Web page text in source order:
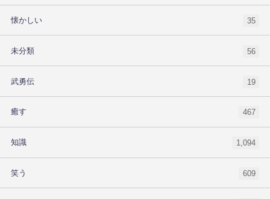
懐かしい 35
未分類 56
武勇伝 19
癒す 467
知識 1,094
笑う 609